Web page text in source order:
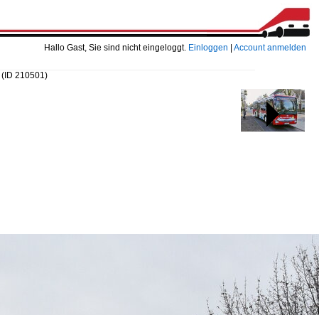
Hallo Gast, Sie sind nicht eingeloggt. Einloggen Account anmelden
(ID 210501)